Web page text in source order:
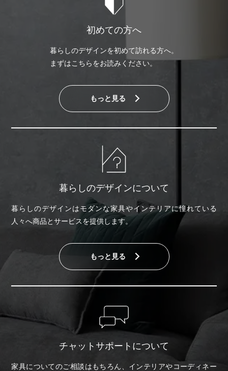
初めての方へ
暮らしのデザインを初めて訪れる方へ。
まずはこちらをお読みください。
もっと見る
暮らしのデザインについて
暮らしのデザインはモダンな家具やインテリアに憧れている
人々へ商品とサービスを提供します。
もっと見る
チャットサポートについて
家具についてのご相談はもちろん、インテリアやコーディネー